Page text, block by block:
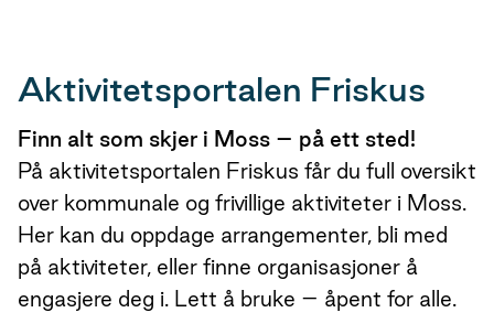
Aktivitetsportalen Friskus
Finn alt som skjer i Moss – på ett sted!
På aktivitetsportalen Friskus får du full oversikt
over kommunale og frivillige aktiviteter i Moss.
Her kan du oppdage arrangementer, bli med
på aktiviteter, eller finne organisasjoner å
engasjere deg i. Lett å bruke – åpent for alle.